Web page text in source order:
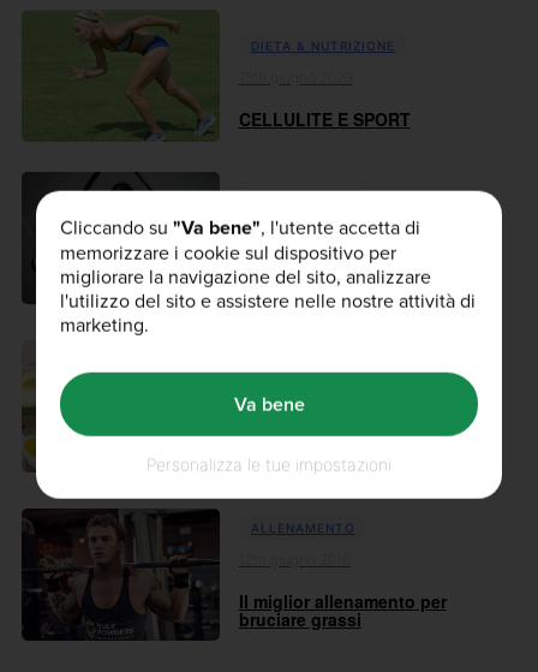
DIETA & NUTRIZIONE
CELLULITE E SPORT
07th marzo 2019
Pre-workout: cosa assumere
Grassi “buoni”: cosa sono e le
ALLENAMENTO
Il miglior allenamento per
bruciare grassi
Cliccando su "Va bene", l'utente accetta di
memorizzare i cookie sul dispositivo per
migliorare la navigazione del sito, analizzare
l'utilizzo del sito e assistere nelle nostre attività di
marketing.
Personalizza le tue impostazioni
Va bene